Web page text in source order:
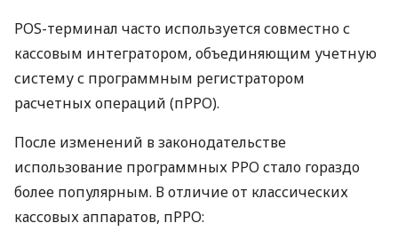
POS-терминал часто используется совместно с
кассовым интегратором, объединяющим учетную
систему с программным регистратором
расчетных операций (пРРО).
После изменений в законодательстве
использование программных РРО стало гораздо
более популярным. В отличие от классических
кассовых аппаратов, пРРО: